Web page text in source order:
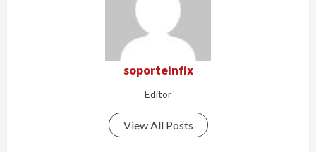
soporteinfix
Editor
View All Posts